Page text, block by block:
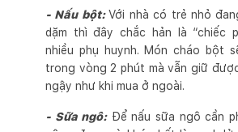
- Nấu bột:Với nhà có trẻ nhỏ
dặm thì đây chắc hản là “chiếc
nhiều phụ huynh. Món cháo bột
trong vòng 2 phút mà vẫn giữ
ngậy như khi mua ở ngoài.
- Sữa ngô:Để nấu sữa ngô cần